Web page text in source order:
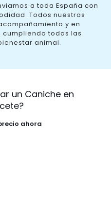
a toda España con
Todos nuestros
y en
todas las
animal.
un Caniche en
ahora